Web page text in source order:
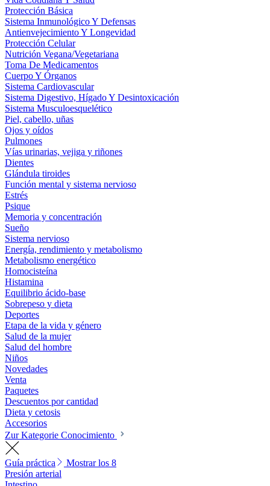
Protección Básica
Sistema Inmunológico Y Defensas
Antienvejecimiento Y Longevidad
Protección Celular
Nutrición Vegana/Vegetariana
Toma De Medicamentos
Cuerpo Y Órganos
Sistema Cardiovascular
Sistema Digestivo, Hígado Y Desintoxicación
Sistema Musculoesquelético
Piel, cabello, uñas
Ojos y oídos
Pulmones
Vías urinarias, vejiga y riñones
Dientes
Glándula tiroides
Función mental y sistema nervioso
Estrés
Psique
Memoria y concentración
Sueño
Sistema nervioso
Energía, rendimiento y metabolismo
Metabolismo energético
Homocisteína
Histamina
Equilibrio ácido-base
Sobrepeso y dieta
Deportes
Etapa de la vida y género
Salud de la mujer
Salud del hombre
Niños
Novedades
Venta
Paquetes
Descuentos por cantidad
Dieta y cetosis
Accesorios
Zur Kategorie Conocimiento
Guía práctica
Mostrar los 8
Presión arterial